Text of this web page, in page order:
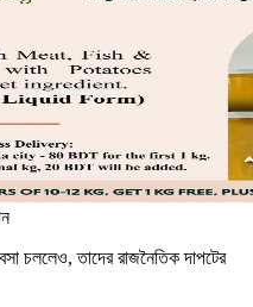
চললেও, তাদের রাজনৈতিক দাপটের